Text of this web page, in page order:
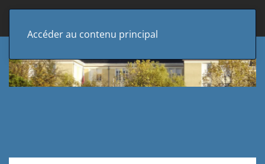
Accéder au contenu principal